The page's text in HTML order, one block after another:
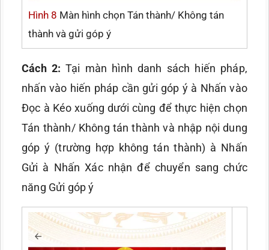
Hình 8 Màn hình chọn Tán thành/ Không tán
thành và gửi góp ý
Cách 2: Tại màn hình danh sách hiến pháp,
nhấn vào hiến pháp cần gửi góp ý à Nhấn vào
Đọc à Kéo xuống dưới cùng để thực hiện chọn
Tán thành/ Không tán thành và nhập nội dung
góp ý (trường hợp không tán thành) à Nhấn
Gửi à Nhấn Xác nhận để chuyển sang chức
năng Gửi góp ý